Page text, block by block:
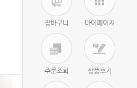
장바구니 마이페이지
주문조회 상품후기